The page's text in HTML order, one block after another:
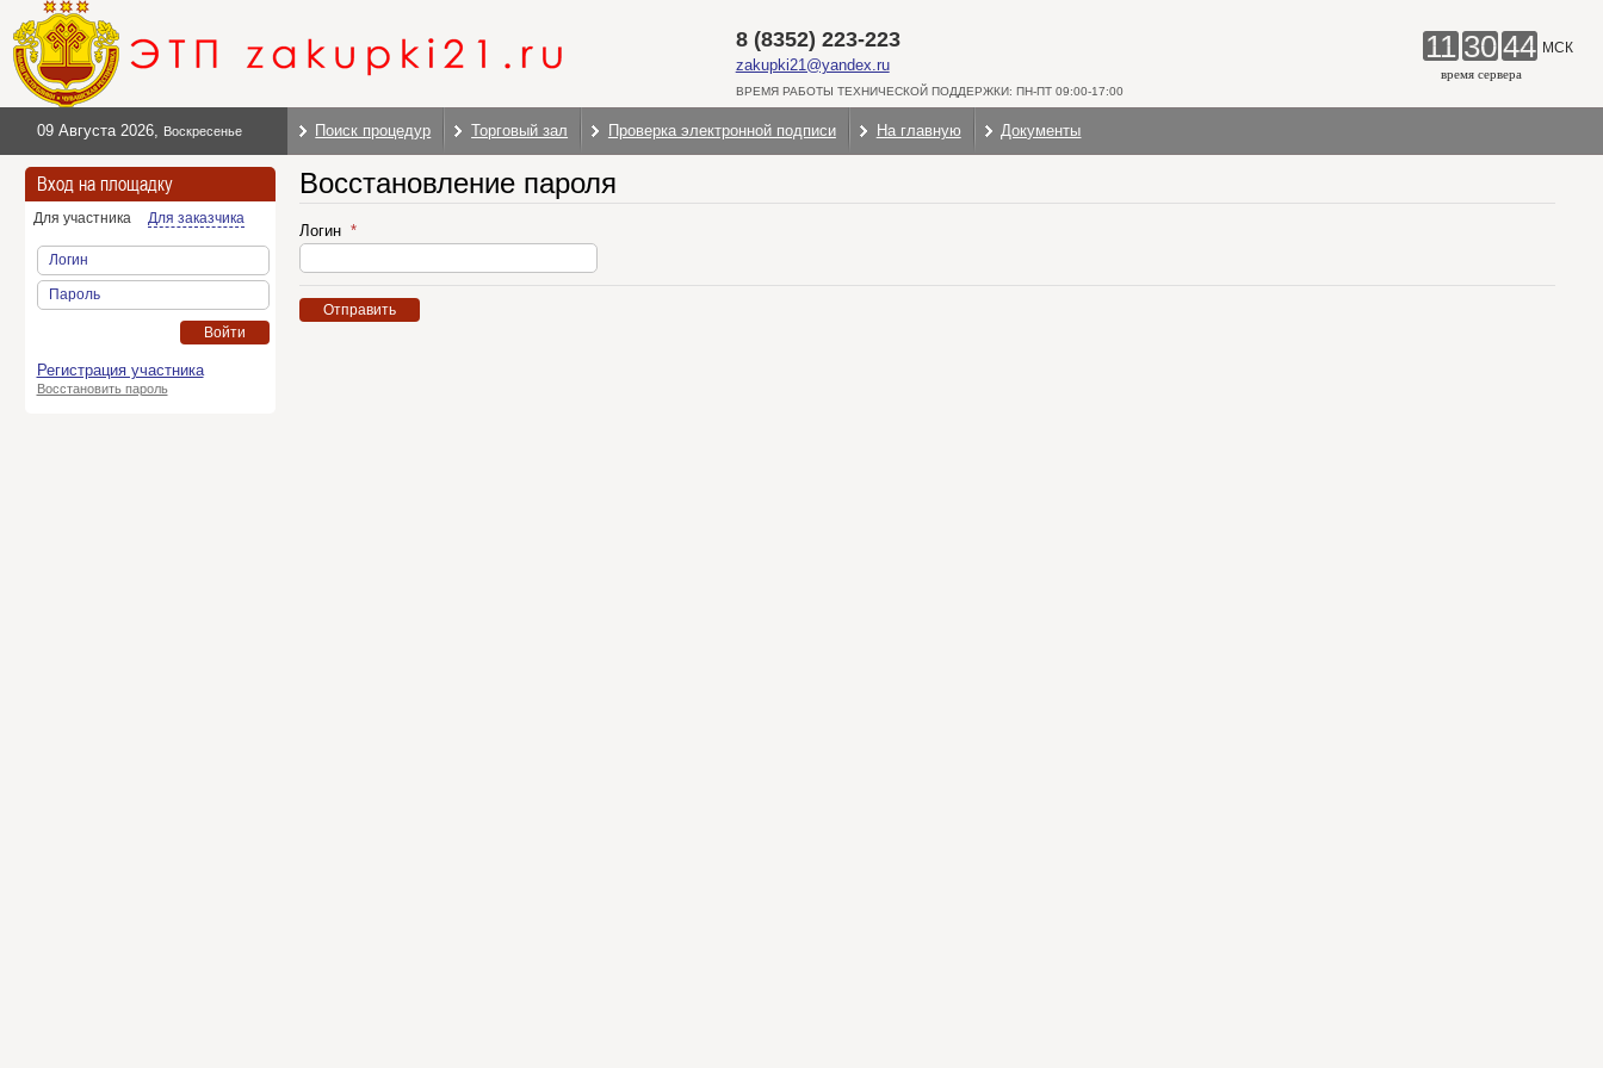
8 (8352) 223-223
zakupki21@yandex.ru
ВРЕМЯ РАБОТЫ ТЕХНИЧЕСКОЙ ПОДДЕРЖКИ: ПН-ПТ 09:00-17:00
11 3044 МСК
время сервера
09 Августа 2026, Воскресенье Поиск процедур Торговый зал Проверка электронной подписи На главную Документы
Вход на площадку
Для участника Для заказчика
Логин
Пароль
Войти
Регистрация участника
Восстановить пароль
Восстановление пароля
Логин
Отправить